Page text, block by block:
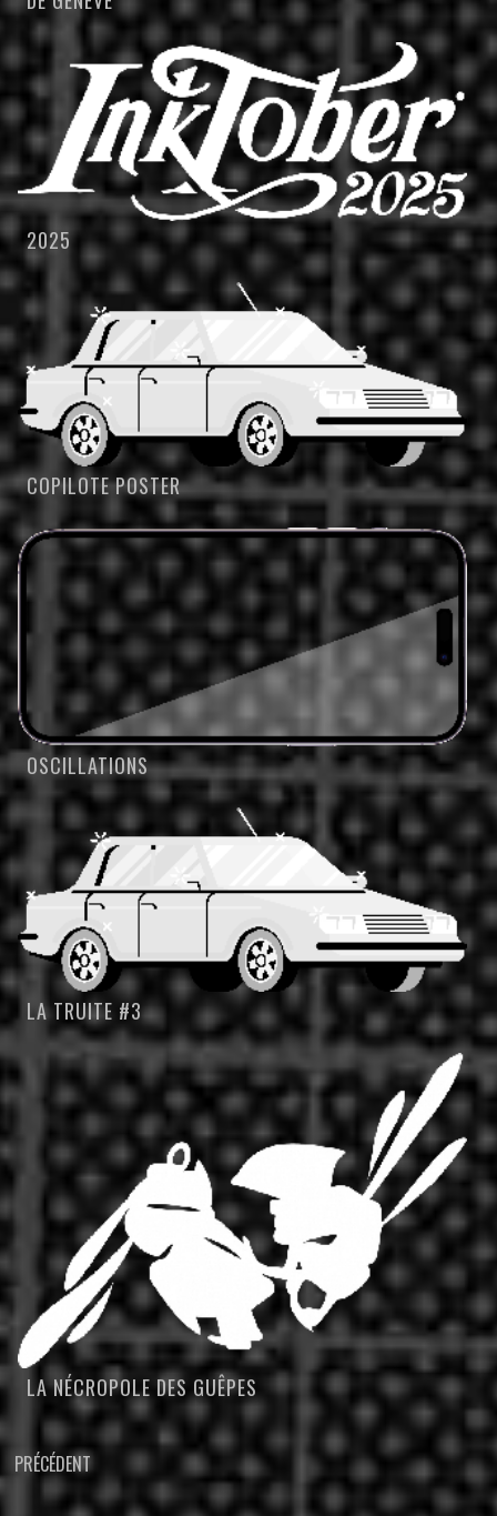
2025
COPILOTE POSTER
OSCILLATIONS
LA TRUITE #3
LA NÉCROPOLE DES GUÊPES
NAVIGATION
PRÉCÉDENT